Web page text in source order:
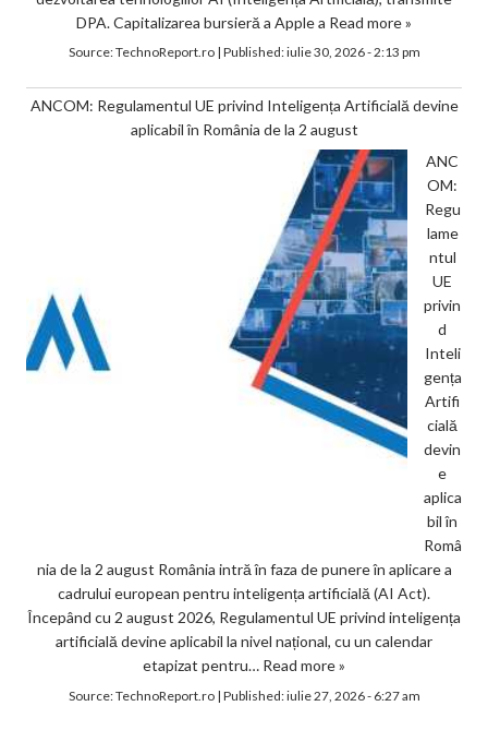
DPA. Capitalizarea bursieră a Apple a Read more »
Source:TechnoReport.ro| Published:iulie 30, 2026 - 2:13 pm
ANCOM: Regulamentul UE privind Inteligența Artificială devine
aplicabil în România de la 2 august
ANC
OM:
Regu
lame
ntul
UE
privin
d
Inteli
gența
Artifi
cială
devin
e
aplica
bil în
Româ
nia de la 2 august România intră în faza de punere în aplicare a
cadrului european pentru inteligența artificială (AI Act).
Începând cu 2 august 2026, Regulamentul UE privind inteligența
artificială devine aplicabil la nivel național, cu un calendar
etapizat pentru… Read more »
Source:TechnoReport.ro| Published:iulie 27, 2026 - 6:27 am